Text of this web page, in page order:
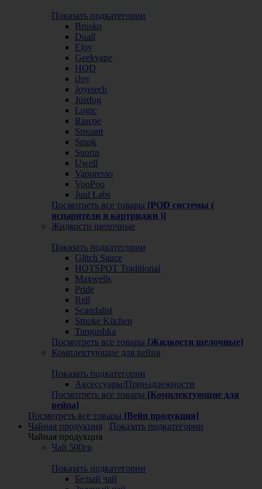
Показать подкатегории
Brusko
Duall
Ejoy
Geekvape
HQD
iJoy
Joyetech
Justfog
Logic
Rincoe
Smoant
Smok
Suorin
Uwell
Vaporesso
VooPoo
Juul Labs
Посмотреть все товары [POD системы (
испарители и картриджи )]
Жидкости щелочные
Показать подкатегории
Glitch Sauce
HOTSPOT Traditional
Maxwells
Pride
Rell
Scandalist
Smoke Kitchen
Tungushka
Посмотреть все товары [Жидкости щелочные]
Комплектующие для вейпа
Показать подкатегории
Аксессуары/Принадлежности
Посмотреть все товары [Комплектующие для
вейпа]
Посмотреть все товары [Вейп продукция]
Чайная продукция
Показать подкатегории
Чайная продукция
Чай 500гр
Показать подкатегории
Белый чай